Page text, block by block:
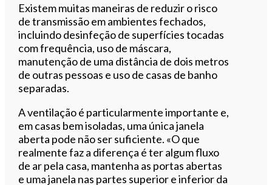
Existem muitas maneiras de reduzir o risco
de transmissão em ambientes fechados,
incluindo desinfeção de superfícies tocadas
com frequência, uso de máscara,
manutenção de uma distância de dois metros
de outras pessoas e uso de casas de banho
separadas.
A ventilação é particularmente importante e,
em casas bem isoladas, uma única janela
aberta pode não ser suficiente. «O que
realmente faz a diferença é ter algum fluxo
de ar pela casa, mantenha as portas abertas
e uma janela nas partes superior e inferior da